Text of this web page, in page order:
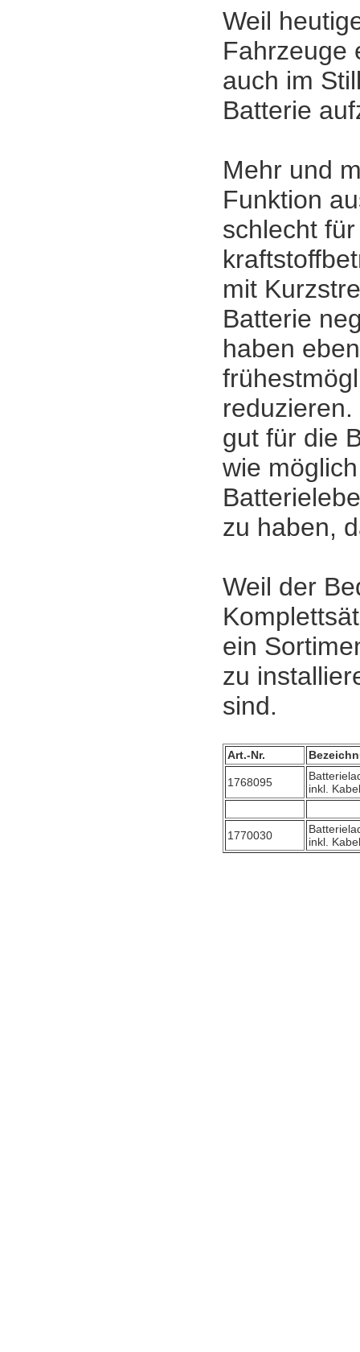
Weil
Fahrzeuge
auch im
Batterie
Mehr und
Funktion
schlecht
mit
Batterie
haben
gut für die
wie
zu haben,
Weil der
ein
zu
sind.
Art.-Nr.
1768095
inkl.
1770030
inkl.